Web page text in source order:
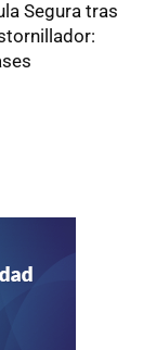
Segura tras